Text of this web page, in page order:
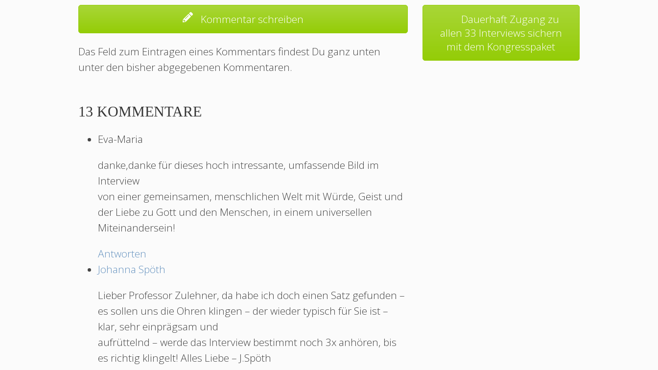
Kommentar schreiben
Das Feld zum Eintragen eines Kommentars findest Du ganz unten
unter den bisher abgegebenen Kommentaren.
Dauerhaft Zugang zu
allen 33 Interviews sichern
mit dem Kongresspaket
13 KOMMENTARE
Eva-Maria
danke,danke für dieses hoch intressante, umfassende Bild im
Interview
von einer gemeinsamen, menschlichen Welt mit Würde, Geist und
der Liebe zu Gott und den Menschen, in einem universellen
Miteinandersein!
Antworten
Johanna Spöth
Lieber Professor Zulehner, da habe ich doch einen Satz gefunden –
es sollen uns die Ohren klingen – der wieder typisch für Sie ist –
klar, sehr einprägsam und
aufrüttelnd – werde das Interview bestimmt noch 3x anhören, bis
es richtig klingelt! Alles Liebe – J.Spöth